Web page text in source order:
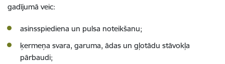
gadījumā veic:
asinsspiediena un pulsa noteikšanu;
ķermeņa svara, garuma, ādas un gļotādu stāvokļa
pārbaudi;